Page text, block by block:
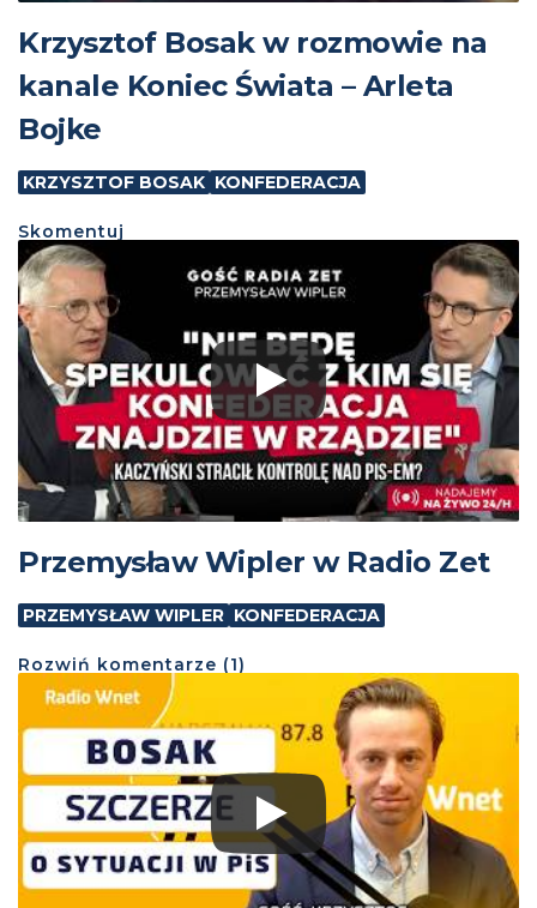
Krzysztof Bosak w rozmowie na
kanale Koniec Świata – Arleta
Bojke
KRZYSZTOF BOSAK KONFEDERACJA
Skomentuj
Przemysław Wipler w Radio Zet
PRZEMYSŁAW WIPLER KONFEDERACJA
Rozwiń komentarze (1)